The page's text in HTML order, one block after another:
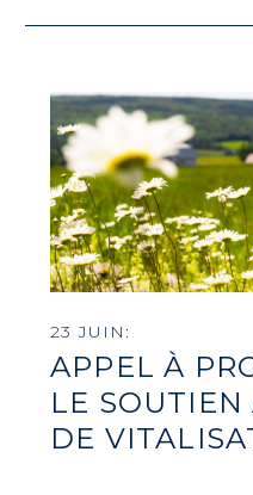
23 JUIN:
APPEL À
LE SOUTIEN
DE